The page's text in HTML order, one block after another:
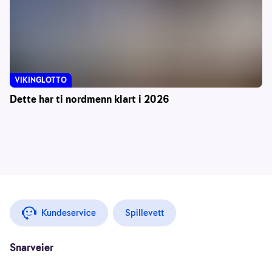
Dette har ti nordmenn klart i 2026
VIKINGLOTTO
Kundeservice Spillevett
Snarveier